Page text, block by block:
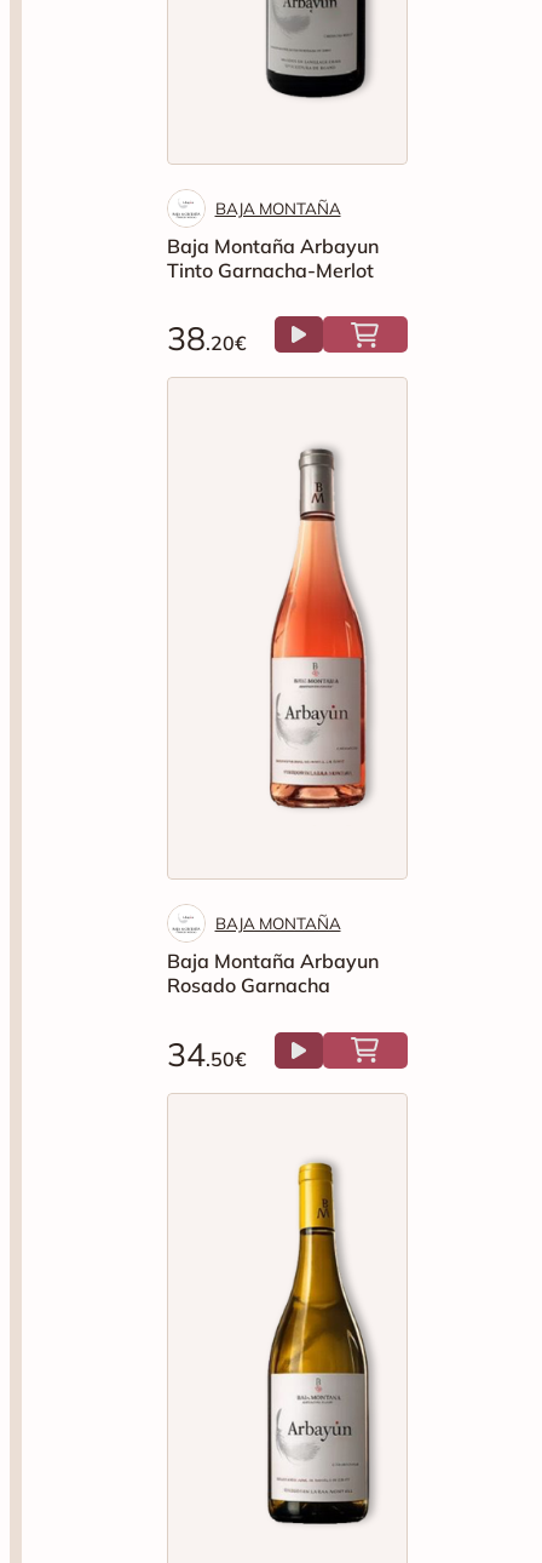
BAJA MONTAÑA
Baja Montaña Arbayun
Tinto Garnacha-Merlot
38.20€
BAJA MONTAÑA
Baja Montaña Arbayun
Rosado Garnacha
34.50€